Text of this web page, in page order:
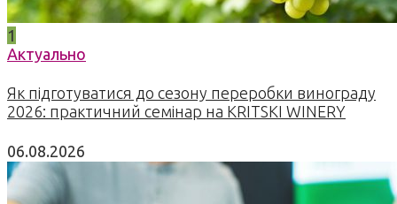
1
Актуально
Як підготуватися до сезону переробки винограду
2026: практичний семінар на KRITSKI WINERY
06.08.2026